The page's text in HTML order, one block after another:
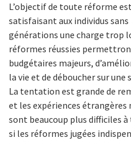
L’objectif de toute réforme est
satisfaisant aux individus sans
générations une charge trop
réformes réussies
budgétaires majeurs,
la vie et de déboucher sur
La tentation est grande de
et les expériences
sont beaucoup plus difficiles à
si les réformes jugées